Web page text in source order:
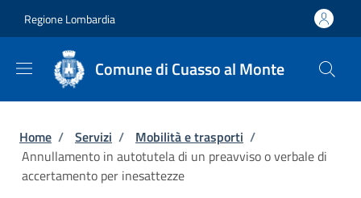
Regione Lombardia
Comune di Cuasso al Monte
Briciole di pane
Home / Servizi / Mobilità e trasporti /
Annullamento in autotutela di un preavviso o verbale di
accertamento per inesattezze